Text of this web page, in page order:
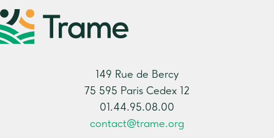
149 Rue de Bercy
75 595 Paris Cedex 12
01.44.95.08.00
contact@trame.org